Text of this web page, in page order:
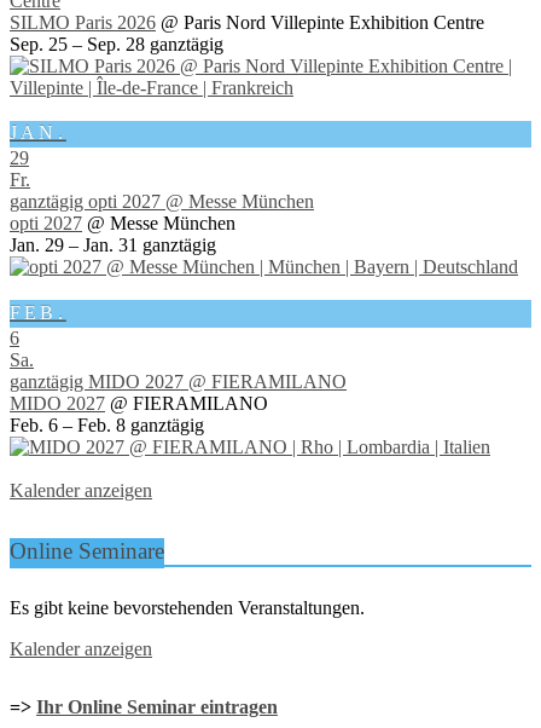
SILMO Paris 2026 @ Paris Nord Villepinte Exhibition Centre
Sep. 25 – Sep. 28 ganztägig
JAN.
29
Fr.
ganztägig opti 2027 @ Messe München
opti 2027 @ Messe München
Jan. 29 – Jan. 31 ganztägig
FEB.
6
Sa.
ganztägig MIDO 2027 @ FIERAMILANO
MIDO 2027 @ FIERAMILANO
Feb. 6 – Feb. 8 ganztägig
Kalender anzeigen
Online Seminare
Es gibt keine bevorstehenden Veranstaltungen.
Kalender anzeigen
=> Ihr Online Seminar eintragen